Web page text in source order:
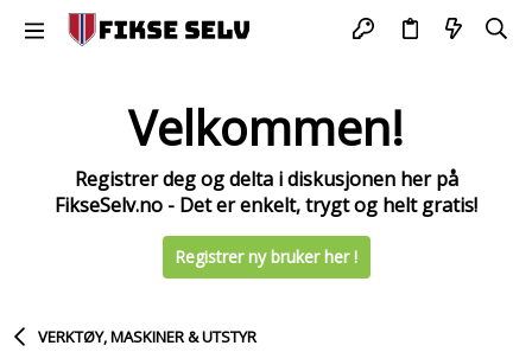
Velkommen!
Registrer deg og delta i diskusjonen her på
FikseSelv.no - Det er enkelt, trygt og helt gratis!
Registrer ny bruker her !
VERKTØY, MASKINER & UTSTYR